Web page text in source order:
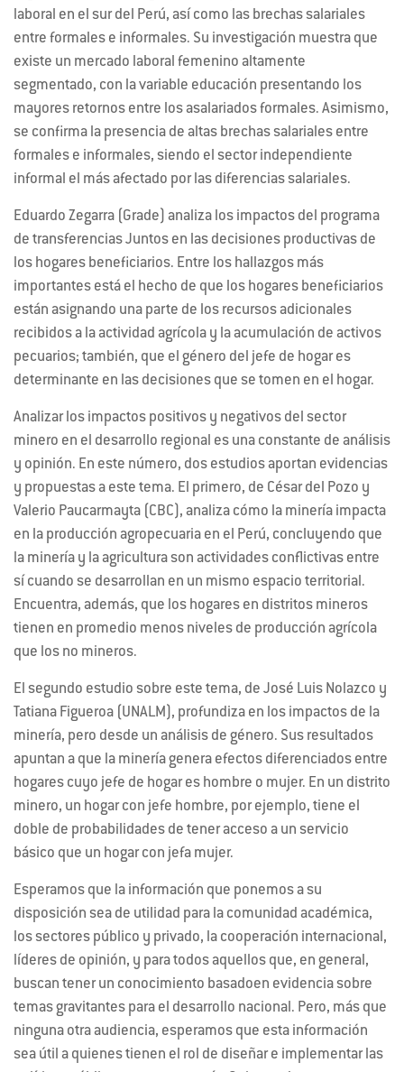
laboral en el sur del Perú, así como las brechas salariales
entre formales e informales. Su investigación muestra que
existe un mercado laboral femenino altamente
segmentado, con la variable educación presentando los
mayores retornos entre los asalariados formales. Asimismo,
se confirma la presencia de altas brechas salariales entre
formales e informales, siendo el sector independiente
informal el más afectado por las diferencias salariales.
Eduardo Zegarra (Grade) analiza los impactos del programa
de transferencias Juntos en las decisiones productivas de
los hogares beneficiarios. Entre los hallazgos más
importantes está el hecho de que los hogares beneficiarios
están asignando una parte de los recursos adicionales
recibidos a la actividad agrícola y la acumulación de activos
pecuarios; también, que el género del jefe de hogar es
determinante en las decisiones que se tomen en el hogar.
Analizar los impactos positivos y negativos del sector
minero en el desarrollo regional es una constante de análisis
y opinión. En este número, dos estudios aportan evidencias
y propuestas a este tema. El primero, de César del Pozo y
Valerio Paucarmayta (CBC), analiza cómo la minería impacta
en la producción agropecuaria en el Perú, concluyendo que
la minería y la agricultura son actividades conflictivas entre
sí cuando se desarrollan en un mismo espacio territorial.
Encuentra, además, que los hogares en distritos mineros
tienen en promedio menos niveles de producción agrícola
que los no mineros.
El segundo estudio sobre este tema, de José Luis Nolazco y
Tatiana Figueroa (UNALM), profundiza en los impactos de la
minería, pero desde un análisis de género. Sus resultados
apuntan a que la minería genera efectos diferenciados entre
hogares cuyo jefe de hogar es hombre o mujer. En un distrito
minero, un hogar con jefe hombre, por ejemplo, tiene el
doble de probabilidades de tener acceso a un servicio
básico que un hogar con jefa mujer.
Esperamos que la información que ponemos a su
disposición sea de utilidad para la comunidad académica,
los sectores público y privado, la cooperación internacional,
líderes de opinión, y para todos aquellos que, en general,
buscan tener un conocimiento basadoen evidencia sobre
temas gravitantes para el desarrollo nacional. Pero, más que
ninguna otra audiencia, esperamos que esta información
sea útil a quienes tienen el rol de diseñar e implementar las